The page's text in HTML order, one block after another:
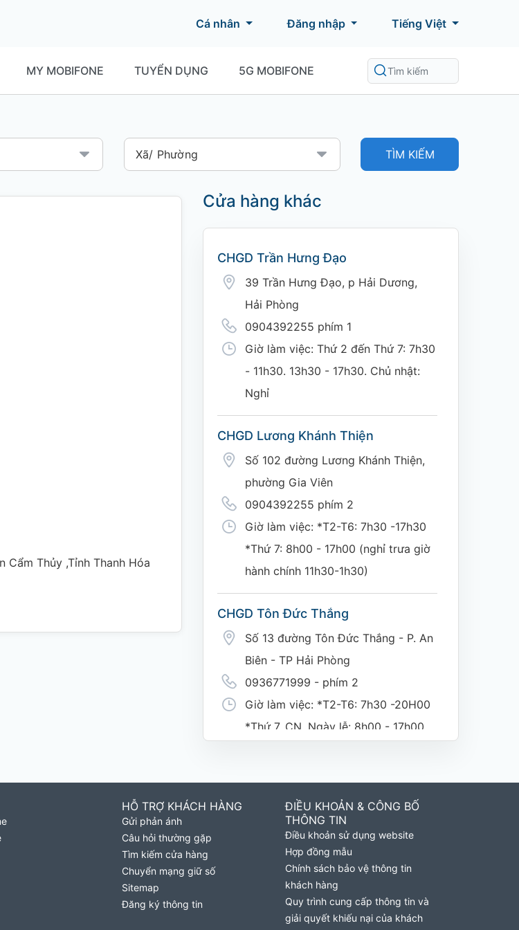
Cá nhân Đăng nhập Tiếng Việt
MY MOBIFONE TUYỂN DỤNG 5G MOBIFONE
TÌM KIẾM
Cẩm Thủy ,Tỉnh Thanh Hóa
Cửa hàng khác
CHGD Trần Hưng Đạo
39 Trần Hưng Đạo, p Hải Dương,
Hải Phòng
0904392255 phím 1
Giờ làm việc: Thứ 2 đến Thứ 7: 7h30
- 11h30. 13h30 - 17h30. Chủ nhật:
Nghỉ
CHGD Lương Khánh Thiện
Số 102 đường Lương Khánh Thiện,
phường Gia Viên
0904392255 phím 2
Giờ làm việc: *T2-T6: 7h30 -17h30
*Thứ 7: 8h00 - 17h00 (nghỉ trưa giờ
hành chính 11h30-1h30)
CHGD Tôn Đức Thắng
Số 13 đường Tôn Đức Thắng - P. An
Biên - TP Hải Phòng
0936771999 - phím 2
Giờ làm việc: *T2-T6: 7h30 -20H00
*Thứ 7, CN, Ngày lễ: 8h00 - 17h00
Cửa Hàng MobiFone Phường Nguyệt
169 Võ Nguyên Giáp, Khóm 9,
Phường Nguyệt Hóa, Tỉnh Vĩnh
Long. (Trụ sở cây xăng dầu Hậu
HỖ TRỢ KHÁCH HÀNG
Gửi phản ánh
Câu hỏi thường gặp
Tìm kiếm cửa hàng
Chuyển mạng giữ số
Sitemap
Đăng ký thông tin
ĐIỀU KHOẢN & CÔNG BỐ
THÔNG TIN
Điều khoản sử dụng website
Hợp đồng mẫu
Chính sách bảo vệ thông tin
khách hàng
Quy trình cung cấp thông tin và
giải quyết khiếu nại của khách